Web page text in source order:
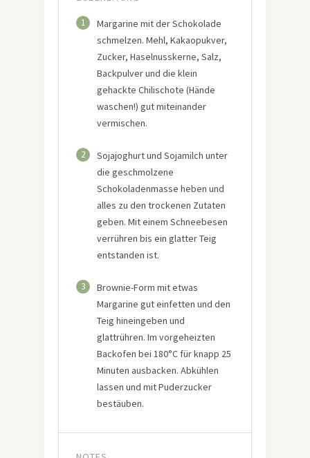
1
Margarine mit der Schokolade
schmelzen. Mehl, Kakaopukver,
Zucker, Haselnusskerne, Salz,
Backpulver und die klein
gehackte Chilischote (Hände
waschen!) gut miteinander
vermischen.
2
Sojajoghurt und Sojamilch unter
die geschmolzene
Schokoladenmasse heben und
alles zu den trockenen Zutaten
geben. Mit einem Schneebesen
verrühren bis ein glatter Teig
entstanden ist.
3
Brownie-Form mit etwas
Margarine gut einfetten und den
Teig hineingeben und
glattrühren. Im vorgeheizten
Backofen bei 180°C für knapp 25
Minuten ausbacken. Abkühlen
lassen und mit Puderzucker
bestäuben.